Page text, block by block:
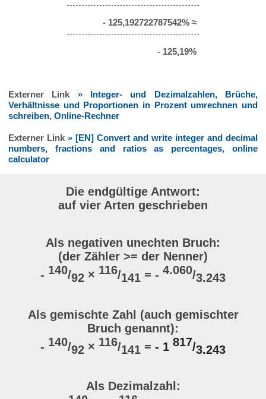
- 125,192722787542% ≈
- 125,19%
Externer Link » Integer- und Dezimalzahlen, Brüche,
Verhältnisse und Proportionen in Prozent umrechnen und
schreiben, Online-Rechner
Externer Link » [EN] Convert and write integer and decimal
numbers, fractions and ratios as percentages, online
calculator
Die endgültige Antwort:
auf vier Arten geschrieben
Als negativen unechten Bruch:
(der Zähler >= der Nenner)
- 140/92 × 116/141 = - 4.060/3.243
Als gemischte Zahl (auch gemischter
Bruch genannt):
- 140/92 × 116/141 = - 1 817/3.243
Als Dezimalzahl: